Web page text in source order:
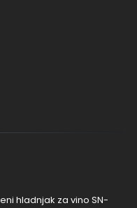
hladnjak za vino SN-